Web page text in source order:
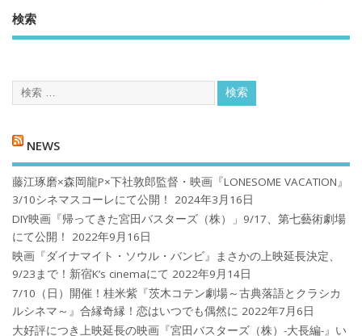
検索
NEWS
藤江琢磨×森岡龍P×下社敦郎監督・映画『LONESOME VACATION』
3/10シネマスコーレにて公開！
2024年3月16日
DIY映画『帰ってきた宮田バスターズ（株）」9/17、第七藝術劇場
にて公開！
2022年9月16日
映画『ダイナマイト・ソウル・バンビ』まさかの上映延長決定、
9/23まで！新宿K’s cinemaにて 2022年9月14日
7/10（日）開催！桂米紫『茨木コテン劇場～古典落語とクラシカ
ルシネマ～』合縁奇縁！恋はいつでも偶然に 2022年7月6日
大好評につき上映延長の映画『宮田バスターズ（株）-大長編-』い